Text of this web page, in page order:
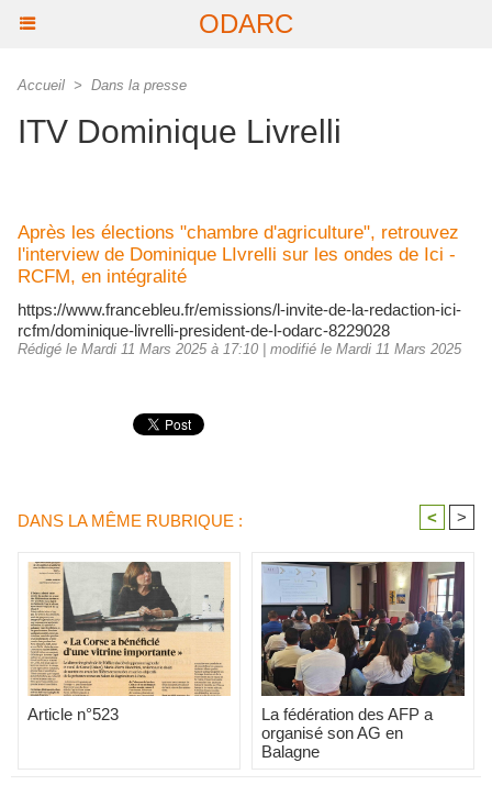
ODARC
Accueil > Dans la presse
ITV Dominique Livrelli
Après les élections "chambre d'agriculture", retrouvez
l'interview de Dominique LIvrelli sur les ondes de Ici -
RCFM, en intégralité
https://www.francebleu.fr/emissions/l-invite-de-la-redaction-ici-
rcfm/dominique-livrelli-president-de-l-odarc-8229028
Rédigé le Mardi 11 Mars 2025 à 17:10 | modifié le Mardi 11 Mars 2025
DANS LA MÊME RUBRIQUE : < >
Article n°523
La fédération des AFP a
organisé son AG en
Balagne